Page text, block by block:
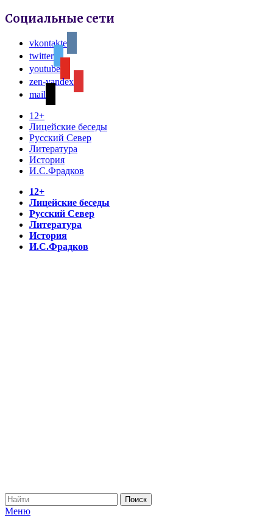
Социальные сети
vkontakte
twitter
youtube
zen-yandex
mail
12+
Лицейские беседы
Русский Север
Литература
История
И.С.Фрадков
12+
Лицейские беседы
Русский Север
Литература
История
И.С.Фрадков
Меню